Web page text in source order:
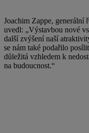
Joachim Zappe, generální
uvedl: „Výstavbou nové
další zvýšení naší
se nám také podařilo
důležitá vzhledem k
na budoucnost.“